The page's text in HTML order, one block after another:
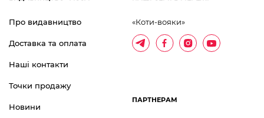
Про видавництво
Доставка та оплата
Наші контакти
Точки продажу
Новини
«Коти-вояки»
ПАРТНЕРАМ